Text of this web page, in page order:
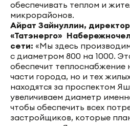
обеспечивать теплом и
микрорайонов.
Айрат Зайнуллин, д
«Татэнерго»
сети: «Мы здесь
с диаметром 800 на 1000.
обеспечит теплоснабжение
части города, но и тех
находятся за проспектом
увеличиваем диаметр
чтобы обеспечить всех
застройщиков, которые